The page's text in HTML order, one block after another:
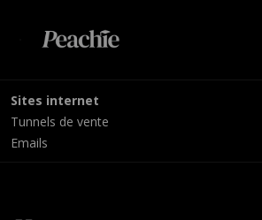
Sites internet
Tunnels de vente
Emails